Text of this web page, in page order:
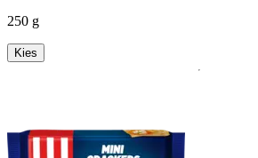
250 g
Kies